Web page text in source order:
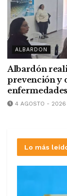
ALBARDON
Albardón
prevención y
4 AGOSTO - 2026
Lo más